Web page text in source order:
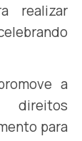
realizar
a
para